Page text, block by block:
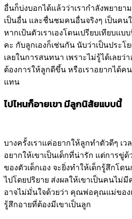
อื่นก็บ่งบอกได้แล้วว่าเรากำลังพยายา
เป็นอื่น และชื่นชมคนอื่นจริงๆ เป็นคน
หากเป้นตัวเราเองโดนเปรียบเทียบแบ
คะ กับลูกเองก็เช่นกัน นับว่าเป็นประโ
เลยในการสนทนา เพราะไม่รู้ได้เลยว่
ต้องการให้ลูกดีขึ้น หรือเราอยากได้ค
แทน
ไปไหนก็อายเขา มีลูกนิสัยแบบนี้
บางครั้งเราแค่อยากให้ลูกทำตัวดีๆ เว
อยากให้เขาเป็นเด็กที่น่ารัก แต่การ
ของตัวเด็กเอง จะยิ่งทำให้เด็กรู้สึกโด
ไปโดยปริยาย ส่งผลให้เขาเป็นคนไม่
อาจไม่มั่นใจด้วยว่า คุณพ่อคุณแม่ของเ
รู้สึกอายที่ต้องมีเขาเป็นลูก